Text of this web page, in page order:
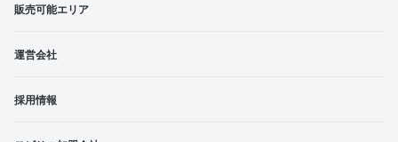
販売可能エリア
運営会社
採用情報